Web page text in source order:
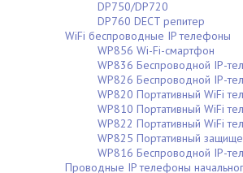
DP750/DP720
DP760 DECT репитер
WiFi беспроводные IP телефоны
WP856 Wi-Fi-смартфон
WP836 Беспроводной IP-
WP826 Беспроводной IP-
WP820 Портативный WiFi
WP810 Портативный WiFi
WP822 Портативный WiFi
WP825 Портативный
WP816 Беспроводной IP-
Проводные IP телефоны